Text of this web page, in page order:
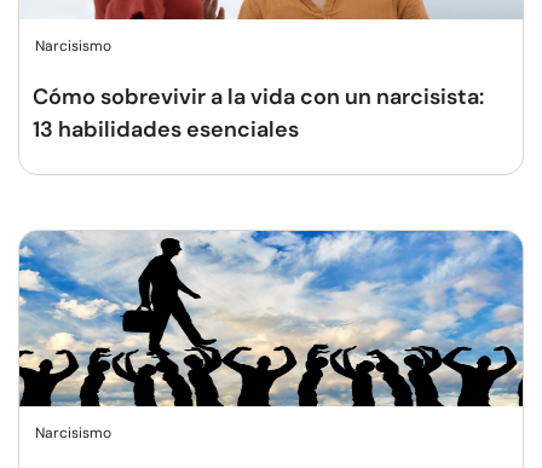
Narcisismo
Cómo sobrevivir a la vida con un narcisista:
13 habilidades esenciales
Narcisismo